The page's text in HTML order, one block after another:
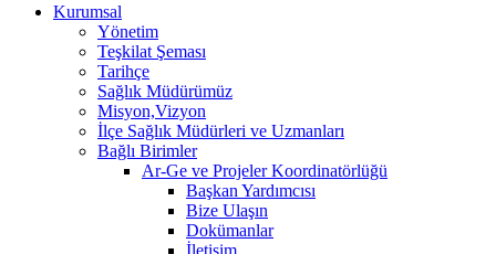
Kurumsal
Yönetim
Teşkilat Şeması
Tarihçe
Sağlık Müdürümüz
Misyon,Vizyon
İlçe Sağlık Müdürleri ve Uzmanları
Bağlı Birimler
Ar-Ge ve Projeler Koordinatörlüğü
Başkan Yardımcısı
Bize Ulaşın
Dokümanlar
İletişim